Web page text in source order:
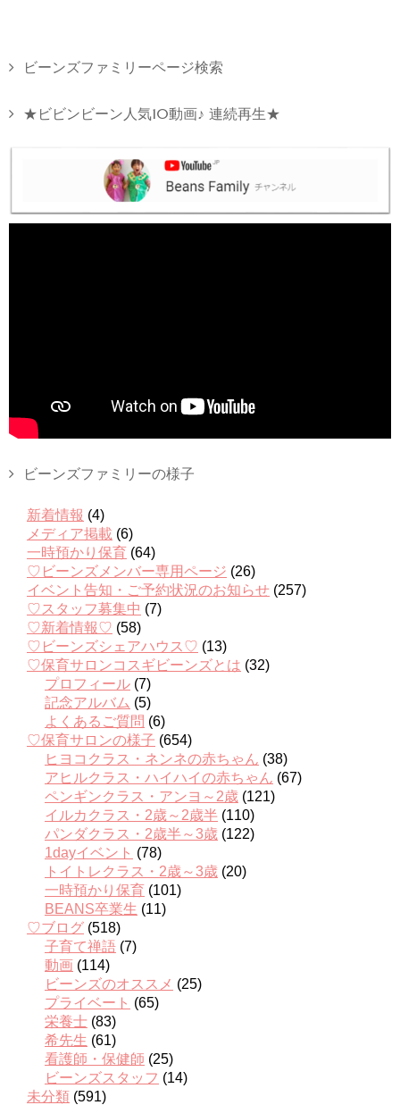
ビーンズファミリーページ検索
★ビビンビーン人気10動画♪ 連続再生★
ビーンズファミリーの様子
新着情報 (4)
メディア掲載 (6)
一時預かり保育 (64)
♡ビーンズメンバー専用ページ (26)
イベント告知・ご予約状況のお知らせ (257)
♡スタッフ募集中 (7)
♡新着情報♡ (58)
♡ビーンズシェアハウス♡ (13)
♡保育サロンコスギビーンズとは (32)
プロフィール (7)
記念アルバム (5)
よくあるご質問 (6)
♡保育サロンの様子 (654)
ヒヨコクラス・ネンネの赤ちゃん (38)
アヒルクラス・ハイハイの赤ちゃん (67)
ペンギンクラス・アンヨ～2歳 (121)
イルカクラス・2歳～2歳半 (110)
パンダクラス・2歳半～3歳 (122)
1dayイベント (78)
トイトレクラス・2歳～3歳 (20)
一時預かり保育 (101)
BEANS卒業生 (11)
♡ブログ (518)
子育て禅語 (7)
動画 (114)
ビーンズのオススメ (25)
プライベート (65)
栄養士 (83)
希先生 (61)
看護師・保健師 (25)
ビーンズスタッフ (14)
未分類 (591)